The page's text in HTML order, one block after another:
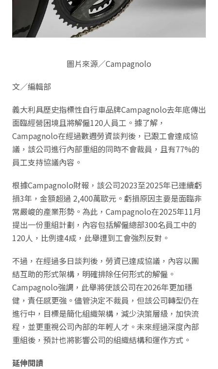
圖片來源／Campagnolo
文／編輯部
義大利具歷史指標性自行車品牌Campagnolo去年底傳出
面臨經營困境且將解僱120人員工。據了解，
Campagnolo在經過數週勞資談判後，已跟工會達成協
議，該公司進行內部重組的同時不會裁員，且有77%的
員工支持協議內容。
根據Campagnolo財報，該公司2023至2025年已連續虧
損3年，金額超過 2,400萬歐元。虧損原因主要是面臨非
常嚴峻的產業形勢。為此，Campagnolo在2025年11月
提出一份重組計劃，內容包括解僱總部300名員工中的
120人，比例達4成，此舉遭到工會強烈反對。
不過，在經過多日談判後，勞資已達成協議，內容以團
結互助的形式架構，明確排除任何形式的解僱。
Campagnolo強調，此舉將使該公司在2026年更加穩
健，責任感更強。儘管決定不裁員，但該公司轉型仍在
進行中，目標是簡化組織架構，減少決策層級，加快流
程，並更重視公司內部的年輕人才。未來經過深度內部
重組後，預計也將影響公司的組織結構和運作方式。
延伸閱讀